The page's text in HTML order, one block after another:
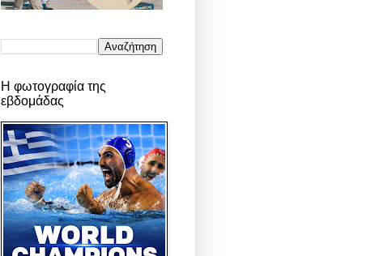
Η φωτογραφία της
εβδομάδας